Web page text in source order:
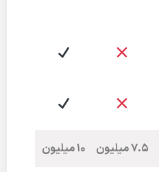
7.5 میلیون 10 میلیون